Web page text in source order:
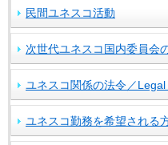
民間ユネスコ活動
次世代ユネスコ国内委員会
ユネスコ関係の法令／
ユネスコ勤務を希望される